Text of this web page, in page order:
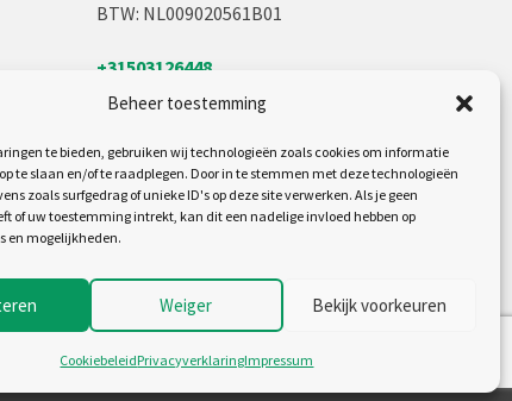
Beheer toestemming
te bieden, gebruiken wij technologieën zoals cookies om informatie
te slaan en/of te raadplegen. Door in te stemmen met deze technologieën
zoals surfgedrag of unieke ID's op deze site verwerken. Als je geen
of uw toestemming intrekt, kan dit een nadelige invloed hebben op
en mogelijkheden.
Weiger Bekijk voorkeuren
CookiebeleidPrivacyverklaringImpressum
BTW: NL009020561B01
+31503126448
sales@jh.nl
Volg ons op: